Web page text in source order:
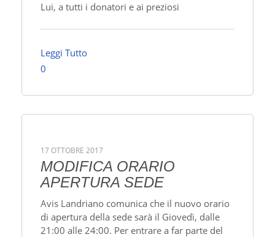
Lui, a tutti i donatori e ai preziosi
Leggi Tutto
0
17 OTTOBRE 2017
MODIFICA ORARIO
APERTURA SEDE
Avis Landriano comunica che il nuovo orario
di apertura della sede sarà il Giovedì, dalle
21:00 alle 24:00. Per entrare a far parte del